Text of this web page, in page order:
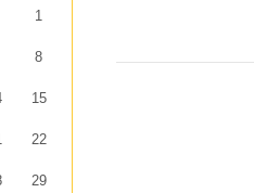
1
8
15
22
29